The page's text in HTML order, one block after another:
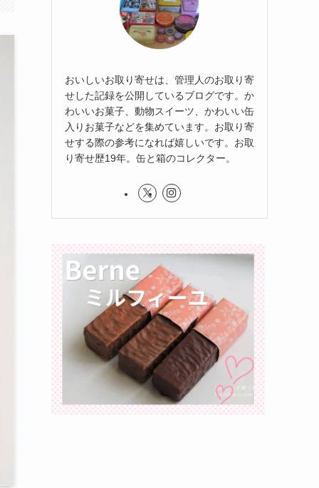
おいしいお取り寄せは、管理人のお取り寄
せした記録を公開しているブログです。か
わいいお菓子、動物スイーツ、かわいい缶
入りお菓子などを集めています。お取り寄
せする際の参考になれば嬉しいです。お取
り寄せ歴19年。缶と箱のコレクター。